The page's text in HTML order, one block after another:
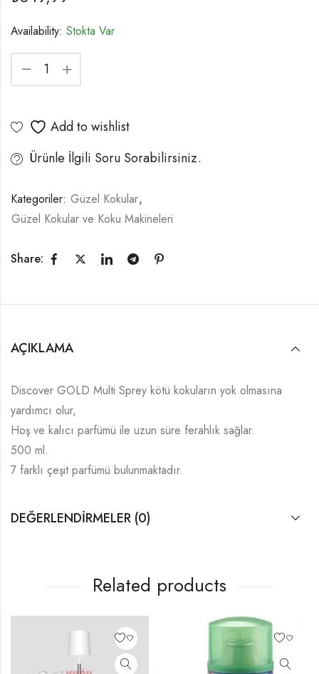
Availability: Stokta Var
Add to wishlist
Ürünle İlgili Soru Sorabilirsiniz.
Kategoriler: Güzel Kokular,
Güzel Kokular ve Koku Makineleri
Share:
AÇIKLAMA
Discover GOLD Multi Sprey kötü kokuların yok olmasına
yardımcı olur,
Hoş ve kalıcı parfümü ile uzun süre ferahlık sağlar.
500 ml.
7 farklı çeşit parfümü bulunmaktadır.
DEĞERLENDIRMELER (0)
Related products